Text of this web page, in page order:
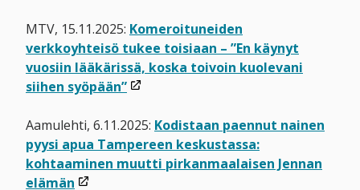
uuteen
ikkunaan)
MTV, 15.11.2025: Komeroituneiden
verkkoyhteisö tukee toisiaan – ”En käynyt
vuosiin lääkärissä, koska toivoin kuolevani
siihen syöpään”(linkki
uuteen
ikkunaan)
Aamulehti, 6.11.2025: Kodistaan paennut nainen
pyysi apua Tampereen keskustassa:
kohtaaminen muutti pirkanmaalaisen Jennan
elämän (linkki